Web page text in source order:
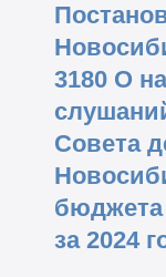
3180 О
Совета
бюджета
за 2024